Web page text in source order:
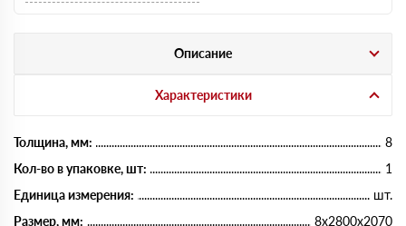
Описание
Характеристики
Толщина, мм:
8
Кол-во в упаковке, шт:
1
Единица измерения:
шт.
Размер, мм:
8х2800х2070